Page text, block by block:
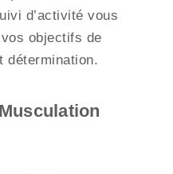
d’activité vous
objectifs de
détermination.